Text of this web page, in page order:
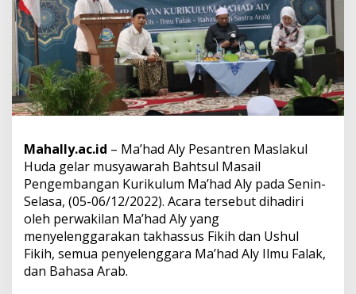
Mahally.ac.id – Ma’had Aly Pesantren Maslakul
Huda gelar musyawarah Bahtsul Masail
Pengembangan Kurikulum Ma’had Aly pada Senin-
Selasa, (05-06/12/2022). Acara tersebut dihadiri
oleh perwakilan Ma’had Aly yang
menyelenggarakan takhassus Fikih dan Ushul
Fikih, semua penyelenggara Ma’had Aly Ilmu Falak,
dan Bahasa Arab.